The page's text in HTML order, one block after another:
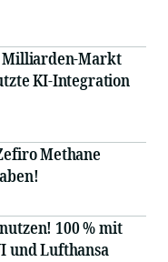
Milliarden-Markt
KI-Integration
Methane
100 % mit
und Lufthansa